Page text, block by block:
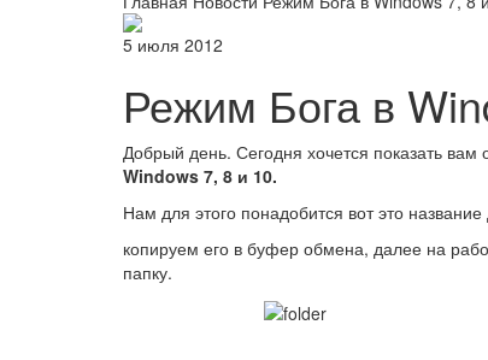
5 июля 2012
Режим Бога в
Добрый день. Сегодня хочется показать
Windows 7, 8 и 10.
Нам для этого понадобится вот это
копируем его в буфер обмена, далее на
папку.